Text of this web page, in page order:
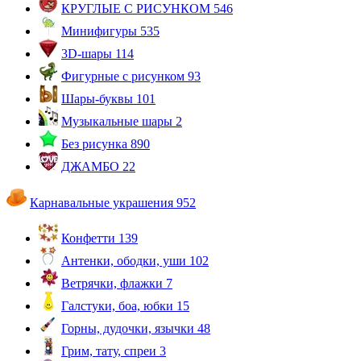
КРУГЛЫЕ С РИСУНКОМ 546
Минифигуры 535
3D-шары 114
Фигурные с рисунком 93
Шары-буквы 101
Музыкальные шары 2
Без рисунка 890
ДЖАМБО 22
Карнавальные украшения 952
Конфетти 139
Антенки, ободки, уши 102
Ветрячки, флажки 7
Галстуки, боа, юбки 15
Горны, дудочки, язычки 48
Грим, тату, спреи 3